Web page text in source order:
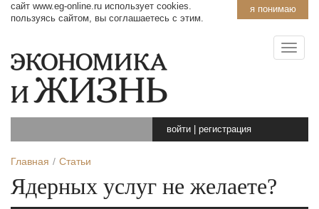
я понимаю
сайт www.eg-online.ru использует cookies.
пользуясь сайтом, вы соглашаетесь с этим.
войти регистрация
Главная Статьи
Ядерных услуг не желаете?